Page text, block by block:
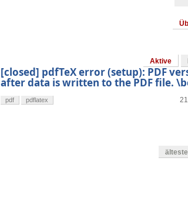
Aktive
[closed] pdfTeX error (setup): PDF
after data is written to the PDF file.
pdf pdflatex